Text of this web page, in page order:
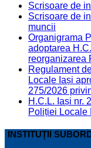
Scrisoare de
Scrisoare de
muncii
Organigrama
adoptarea
reorganizarea
Regulament
Locale Iași
275/2026
H.C.L. Iași nr.
Poliției Locale
INSTITUȚII